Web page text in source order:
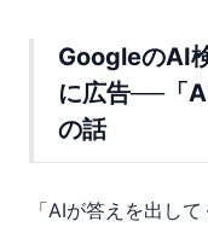
GoogleのAI
に広告──「
の話
「AIが答えを出し